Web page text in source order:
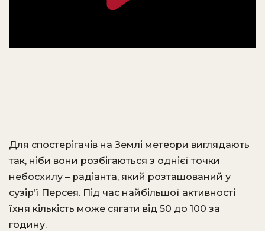
Для спостерігачів на Землі метеори виглядають
так, ніби вони розбігаються з однієї точки
небосхилу – радіанта, який розташований у
сузір’ї Персея. Під час найбільшої активності
їхня кількість може сягати від 50 до 100 за
годину.